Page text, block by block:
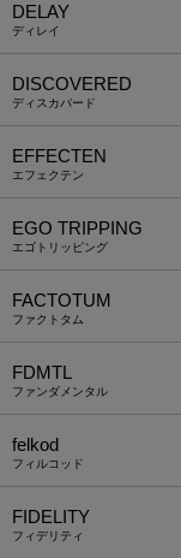
DELAY
ディレイ
DISCOVERED
ディスカバード
EFFECTEN
エフェクテン
EGO TRIPPING
エゴトリッピング
FACTOTUM
ファクトタム
FDMTL
ファンダメンタル
felkod
フィルコッド
FIDELITY
フィデリティ